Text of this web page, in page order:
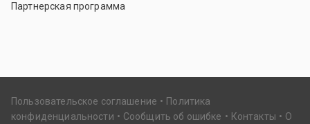
Партнерская программа
Пользовательское соглашение
Политика
конфиденциальности
Сообщить об ошибке Контакты О